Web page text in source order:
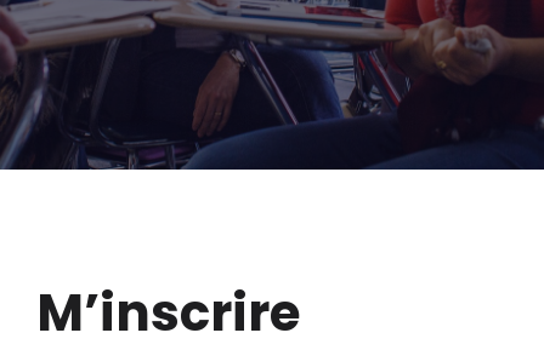
M’inscrire